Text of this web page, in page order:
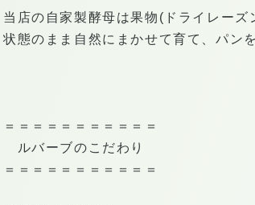
当店の自家製酵母は果物(ドライレー
状態のまま自然にまかせて育て、パン
＝＝＝＝＝＝＝＝＝＝＝
ルバーブのこだわり
＝＝＝＝＝＝＝＝＝＝＝